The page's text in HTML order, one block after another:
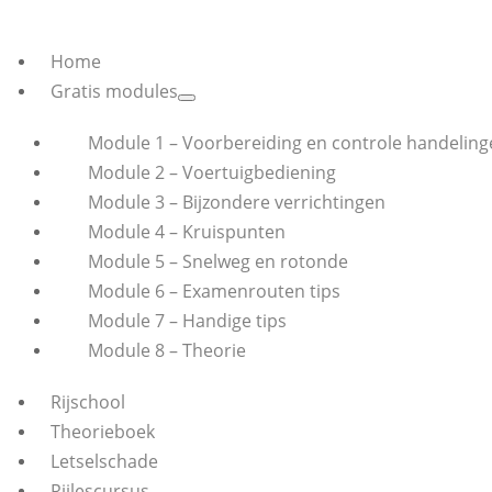
Home
Gratis modules
Module 1 – Voorbereiding en controle
Module 2 – Voertuigbediening
Module 3 – Bijzondere verrichtingen
Module 4 – Kruispunten
Module 5 – Snelweg en rotonde
Module 6 – Examenrouten tips
Module 7 – Handige tips
Module 8 – Theorie
Rijschool
Theorieboek
Letselschade